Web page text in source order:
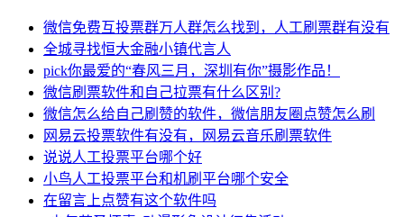
微信免费互投票群万人群怎么找到，人工刷票群有没有
全城寻找恒大金融小镇代言人
pick你最爱的“春风三月，深圳有你”摄影作品！
微信刷票软件和自己拉票有什么区别?
微信怎么给自己刷赞的软件，微信朋友圈点赞怎么刷
网易云投票软件有没有，网易云音乐刷票软件
说说人工投票平台哪个好
小鸟人工投票平台和机刷平台哪个安全
在留言上点赞有这个软件吗